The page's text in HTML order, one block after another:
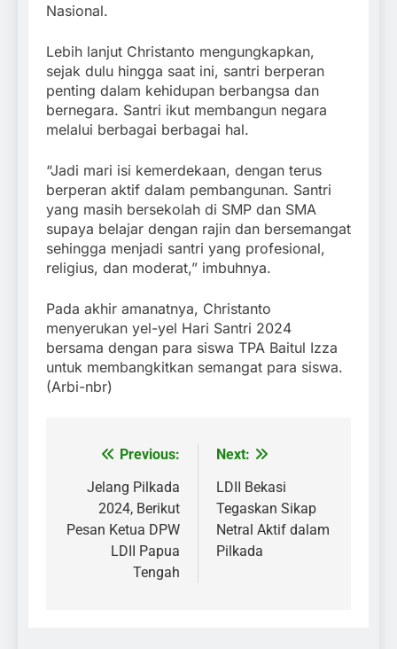
Nasional.
Lebih lanjut Christanto mengungkapkan,
sejak dulu hingga saat ini, santri berperan
penting dalam kehidupan berbangsa dan
bernegara. Santri ikut membangun negara
melalui berbagai berbagai hal.
“Jadi mari isi kemerdekaan, dengan terus
berperan aktif dalam pembangunan. Santri
yang masih bersekolah di SMP dan SMA
supaya belajar dengan rajin dan bersemangat
sehingga menjadi santri yang profesional,
religius, dan moderat,” imbuhnya.
Pada akhir amanatnya, Christanto
menyerukan yel-yel Hari Santri 2024
bersama dengan para siswa TPA Baitul Izza
untuk membangkitkan semangat para siswa.
(Arbi-nbr)
Post
navigation
Previous:
Jelang Pilkada
2024, Berikut
Pesan Ketua DPW
LDII Papua
Tengah
Next:
LDII Bekasi
Tegaskan Sikap
Netral Aktif dalam
Pilkada